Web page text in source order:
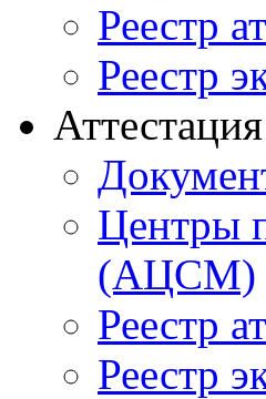
Реестр
Реестр
Центры
(АЦСМ)
Реестр
Реестр